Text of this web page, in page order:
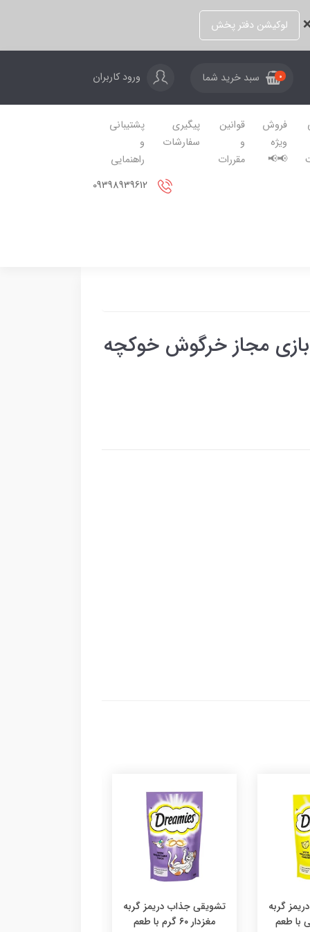
لوکیشن دفتر پخش
0 سبد خرید شما ورود کاربران
فروش
ویژه
📢📢
قوانین
و
مقررات
پیگیری
سفارشات
پشتیبانی
و
راهنمایی
مجاز خرگوش خوکچه
گربه
گرمی با طعم
تشویقی جذاب دریمز گربه
مغزدار ۶۰ گرم با طعم